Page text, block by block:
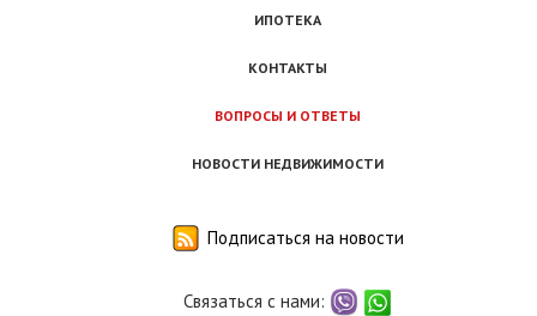
ИПОТЕКА
КОНТАКТЫ
ВОПРОСЫ И ОТВЕТЫ
НОВОСТИ НЕДВИЖИМОСТИ
Подписаться на новости
Связаться с нами:
viber
whatsapp